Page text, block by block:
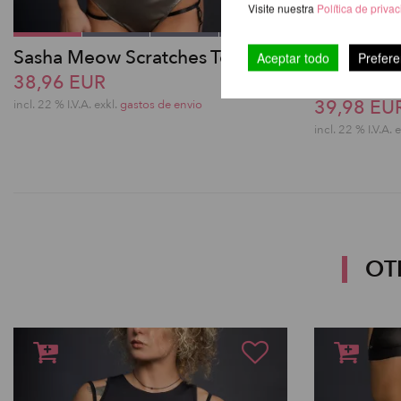
Sasha Meow Scratches Top
38,96 EUR
incl. 22 % I.V.A. exkl. gastos de envio
Lure You
39,98
incl. 22 % I.V.A.
Visite nuestra Política de
Aceptar todo